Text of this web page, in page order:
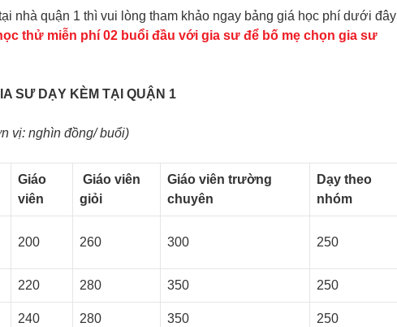
nhà quận 1 thì vui lòng tham khảo ngay bảng giá học phí dưới đây
thử miễn phí 02 buổi đầu với gia sư để bố mẹ chọn gia sư
SƯ DẠY KÈM TẠI QUẬN 1
vị: nghìn đồng/ buổi)
Giáo
viên
Giáo viên
giỏi
Giáo viên trường
chuyên
Dạy theo
nhóm
200 260 300 250
220 280 350 250
240 280 350 250